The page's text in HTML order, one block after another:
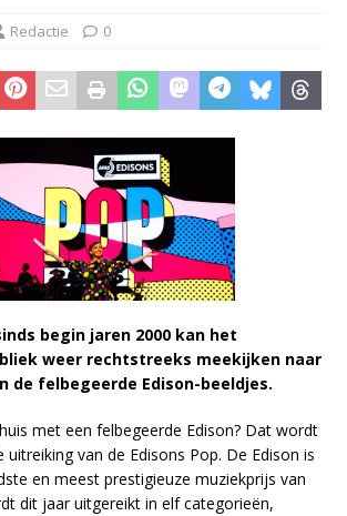
Redactie 0
begin jaren 2000 kan het
weer rechtstreeks meekijken naar
de felbegeerde Edison-beeldjes.
met een felbegeerde Edison? Dat wordt
uitreiking van de Edisons Pop. De Edison is
en meest prestigieuze muziekprijs van
dit jaar uitgereikt in elf categorieën,